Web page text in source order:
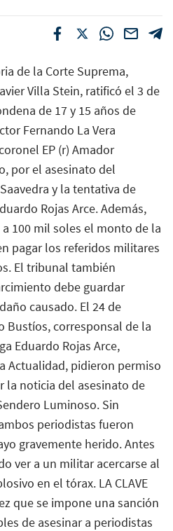
de la Corte Suprema,
Villa Stein, ratificó el 3 de
de 17 y 15 años de
Fernando La Vera
EP (r) Amador
por el asesinato del
y la tentativa de
Rojas Arce. Además,
100 mil soles el monto de la
pagar los referidos militares
El tribunal también
debe guardar
causado. El 24 de
Bustíos, corresponsal de la
Eduardo Rojas Arce,
Actualidad, pidieron permiso
la noticia del asesinato de
Luminoso. Sin
periodistas fueron
gravemente herido. Antes
ver a un militar acercarse al
en el tórax. LA CLAVE
que se impone una sanción
de asesinar a periodistas